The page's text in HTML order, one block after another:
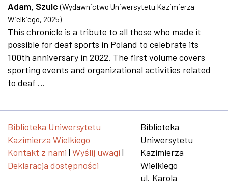
Adam, Szulc (Wydawnictwo Uniwersytetu Kazimierza
Wielkiego, 2025)
This chronicle is a tribute to all those who made it
possible for deaf sports in Poland to celebrate its
100th anniversary in 2022. The first volume covers
sporting events and organizational activities related
to deaf ...
Biblioteka Uniwersytetu
Kazimierza Wielkiego
Kontakt z nami | Wyślij uwagi |
Deklaracja dostępności
Biblioteka
Uniwersytetu
Kazimierza
Wielkiego
ul. Karola